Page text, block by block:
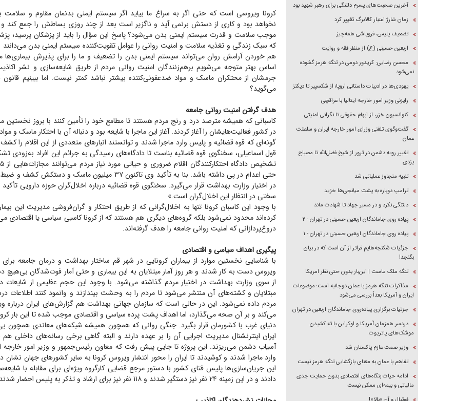
کرونا ویروسی است که حتی اگر به سراغ ما بیاید اگر سیستم ایمنی بدنمان مقاوم و سلامت
نخواهد بود و کاری از دستش برنمی آید و ناگزیر است بعد از چند روزی بساطش را جمع کند و
موجب سلامت و قدرت سیستم ایمنی بدن می‌شود؟ پاسخ این سؤال را باید از پزشکان پرسید؛
که سبک زندگی و تغذیه سلامت و امنیت روانی را عوامل تقویت‌کننده سیستم ایمنی بدن می‌دانند
هم خوردن آرامش روان می‌تواند سیستم ایمنی بدن را تضعیف و ما را برای پذیرش بیماری‌ها
اساس بهتر متوجه می‌شویم برهم‌زنندگان امنیت روانی مردم از طریق شایعه‌سازی و نشر
جرمشان از محتکران ماسک و مواد ضدعفونی‌کننده بیشتر نباشد کمتر نیست. اما ببینیم قانون
می‌گوید؟
هدف گرفتن امنیت روانی جامعه
کاسبانی که همیشه مترصد درد و رنج مردم هستند تا مطامع خود را تأمین کنند با بروز نخستین
در کشور فعالیت‌هایشان را آغاز کردند. آغاز این ماجرا با شایعه بود و دنباله آن با احتکار ماسک و
گونه‌ای که قوه قضائیه و پلیس وارد ماجرا شدند و توانستند انبار‌های متعددی از این اقلام را
قول اسماعیلی، سخنگوی قوه قضائیه بناست تا دادگاه‌های رسیدگی به جرائم این افراد به‌زودی
حتی اعدام در پی داشته باشد. بنا به تأکید وی تاکنون ۳۷ میلیون ماسک
در اختیار وزارت بهداشت قرار می‌گیرد. سخنگوی قوه قضائیه درباره اخلال‌گران حوزه دارویی
سختی در انتظار این اخلال‌گران است.»
با وجود این کاسبان کرونا تنها به اخلال‌گرانی که از طریق احتکار و گران‌فروشی مدیریت این
کرده‌اند محدود نمی‌شود بلکه گروه‌های دیگری هم هستند که از کرونا کاسبی سیاسی یا اقتصادی
دروغ‌پردازانی که امنیت روانی جامعه را هدف گرفته‌اند.
پیگیری اهداف سیاسی و اقتصادی
با شناسایی نخستین موارد از بیماران کرونایی در شهر قم ساختار بهداشت و درمان جامعه
ویروس دست به کار شدند و هر روز آمار مبتلایان به این بیماری و حتی آمار فوت‌شدگان بی‌هیچ
از سوی وزارت بهداشت در اختیار مردم گذاشته می‌شود. با وجود این حجم عظیمی از شایعات
مبتلایان و کشته‌های آن منتشر می‌شود تا مردم را به وحشت بیندازند و وانمود کنند اطلاعات
مردم داده نمی‌شود. این در حالی است که سازمان جهانی بهداشت هم گزارش‌های ایران درباره
می‌کند و بر آن صحه می‌گذارد، اما اهداف پشت پرده سیاسی و اقتصادی موجب شده تا این بار
دنیای غرب با کشورمان قرار بگیرد. جنگی روانی که همچون همیشه شبکه‌های معاندی همچون
ایران اینترنشنال مدیریت اجرایی آن را بر عهده دارند و البته گاهی برخی رسانه‌های داخلی
آسیاب دشمن می‌ریزند. این پروژه تا جایی پیش رفت که معاون رئیس‌جمهور و وزیر امور خارجه
وارد ماجرا شدند و کوشیدند تا ایران را محور انتشار ویروس کرونا به سایر کشور‌های جهان نشان
این جریان‌سازی‌ها پلیس فتای کشور با دستور مرجع قضایی کارگروه ویژه‌ای برای مقابله با
دادند و در این زمینه ۲۴ نفر نیز دستگیر شدند و ۱۱۸ نفر نیز برای ارشاد و تذکر به پلیس احضار شدند.
آخرین صحبت‌های پسرم دلتنگی برای رهبر شهید بود
زمان شارژ اعتبار کالابرگ تغییر کرد
تضعیف پلیس، فروپاشی همه‌چیز
اربعین حسینی (ع) از منظر فقه و روایت
محسن رضایی: کریدور دومی در تنگه هرمز گشوده
نمی‌شود
یهودی‌ها در ادبیات داستانی اروپا؛ از شکسپیر تا دیکنز
رایزنی وزیر امور خارجه ایتالیا با عراقچی
کنوانسیون خزر، از ابهام حقوقی تا نگرانی امنیتی
گفت‌وگوی تلفنی وزرای امور خارجه ایران و سلطنت
عمان
تغییر رویه دشمن در ترور از شیخ فضل‌الله تا مصباح
یزدی
تنبیه متجاوز عملیاتی شد
ترامپ دوباره به پشت میانجی‌ها خزید
دلتنگی نکرد و در مسیر جهاد تا شهادت ماند
پیاده روی جاماندگان اربعین حسینی در تهران - ۲
پیاده روی جاماندگان اربعین حسینی در تهران - ۱
جزئیات شکنجه‌هایم فراتر از آن است که در بیان
بگنجد!
تنگه ملک ماست | این‌بار بدون حتی نظر امریکا
مذاکرات تنگه هرمز با عمان دوجانبه است؛ موضوعات
ایران و آمریکا بعداً بررسی می‌شود
جزئیات برگزاری پیاده‌روی جاماندگان اربعین در تهران
دردسر همزمان آمریکا و اوکراین با ته کشیدن
موشک‌های پاتریوت
وزیر صمت عازم پاکستان شد
تفاهم با عمان به معنای بازگشایی تنگه هرمز نیست
ادامه حیات بنگاه‌های اقتصادی بدون حمایت جدی
مالیاتی و بیمه‌ای ممکن نیست